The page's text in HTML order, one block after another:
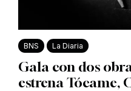
BNS La Diaria
Gala con dos
estrena Tócame,